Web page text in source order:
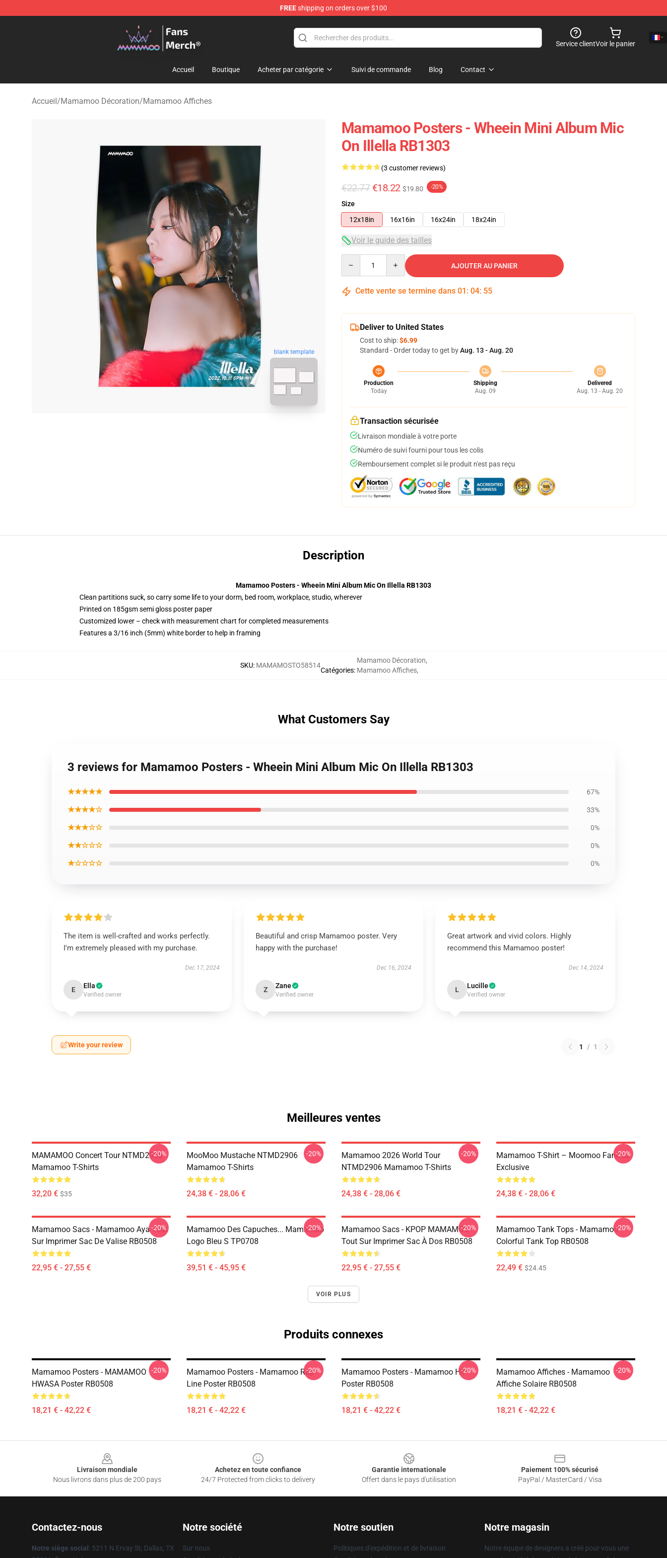
FREEshipping on orders over $100
Mamamoo Store - Official Mamamoo Merchandise Shop
Service clientVoir le panier
Accueil Boutique Acheter par catégorie Suivi de commande Blog Contact
Accueil/Mamamoo Décoration/Mamamoo Affiches
blank template
Mamamoo Posters - Wheein Mini Album Mic
On Illella RB1303
(3 customer reviews)
€22.77 €18.22 $19.80 -20%
Size
12x18in
16x16in 16x24in 18x24in
Voir le guide des tailles
AJOUTER AU PANIER
Cette vente se termine dans 01 : 04: 54
Deliver to United States
Cost to ship:$6.99
Standard - Order today to get byAug. 13 - Aug. 20
Production
Today
Shipping
Aug. 09
Delivered
Aug. 13 - Aug. 20
Transaction sécurisée
Livraison mondiale à votre porte
Numéro de suivi fourni pour tous les colis
Remboursement complet si le produit n'est pas reçu
Description
Mamamoo Posters - Wheein Mini Album Mic On Illella RB1303
Clean partitions suck, so carry some life to your dorm, bed room, workplace, studio, wherever
Printed on 185gsm semi gloss poster paper
Customized lower – check with measurement chart for completed measurements
Features a 3/16 inch (5mm) white border to help in framing
SKU: MAMAMOSTO58514
Catégories:
Mamamoo Décoration,
Mamamoo Affiches,
What Customers Say
3 reviews for Mamamoo Posters - Wheein Mini Album Mic On Illella RB1303
★★★★★ 67%
★★★★☆ 33%
★★★☆☆ 0%
★★☆☆☆ 0%
★☆☆☆☆ 0%
The item is well-crafted and works perfectly.
I'm extremely pleased with my purchase.
Dec 17, 2024
E Ella
Verified owner
Beautiful and crisp Mamamoo poster. Very
happy with the purchase!
Dec 16, 2024
Z Zane
Verified owner
Great artwork and vivid colors. Highly
recommend this Mamamoo poster!
Dec 14, 2024
L Lucille
Verified owner
Write your review 1 / 1
Meilleures ventes
MAMAMOO Concert Tour NTMD2906
Mamamoo T-Shirts
32,20 € $35
-20%
MooMoo Mustache NTMD2906
Mamamoo T-Shirts
24,38 € - 28,06 €
-20%
Mamamoo 2026 World Tour
NTMD2906 Mamamoo T-Shirts
24,38 € - 28,06 €
-20%
Mamamoo T-Shirt – Moomoo Fanclub
Exclusive
24,38 € - 28,06 €
-20%
Mamamoo Sacs - Mamamoo Aya Tout
Sur Imprimer Sac De Valise RB0508
22,95 € - 27,55 €
-20%
Mamamoo Des Capuches... Mamamoo
Logo Bleu S TP0708
39,51 € - 45,95 €
-20%
Mamamoo Sacs - KPOP MAMAMOO
Tout Sur Imprimer Sac À Dos RB0508
22,95 € - 27,55 €
-20%
Mamamoo Tank Tops - Mamamoo
Colorful Tank Top RB0508
22,49 € $24.45
-20%
VOIR PLUS
Produits connexes
Mamamoo Posters - MAMAMOO
HWASA Poster RB0508
18,21 € - 42,22 €
-20%
Mamamoo Posters - Mamamoo Rap
Line Poster RB0508
18,21 € - 42,22 €
-20%
Mamamoo Posters - Mamamoo HIP
Poster RB0508
18,21 € - 42,22 €
-20%
Mamamoo Affiches - Mamamoo
Affiche Solaire RB0508
18,21 € - 42,22 €
-20%
Livraison mondiale
Nous livrons dans plus de 200 pays
Achetez en toute confiance
24/7 Protected from clicks to delivery
Garantie internationale
Offert dans le pays d'utilisation
Paiement 100% sécurisé
PayPal / MasterCard / Visa
Contactez-nous
Notre siège social : 5211 N Ervay St, Dallas, TX
Notre société
Sur nous
Notre soutien
Politiques d'expédition et de livraison
Notre magasin
Notre équipe de designers a créé pour vous une